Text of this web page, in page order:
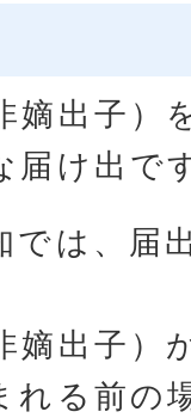
嫡出子）
届け出で
では、届
嫡出子）
れる前の